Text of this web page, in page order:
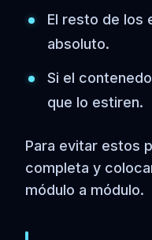
El resto de los
absoluto.
Si el
que lo estiren.
Para evitar estos
completa y
módulo a módulo.